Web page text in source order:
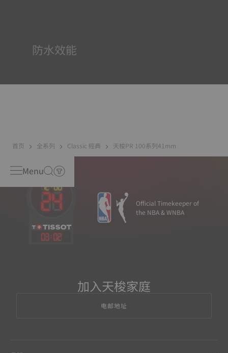
防水效能
首页 全系列 Classic 經典 天梭PR 100系列41mm
Menu
03:02
Official Timekeeper of
the NBA & WNBA
加入天梭家庭
电邮地址